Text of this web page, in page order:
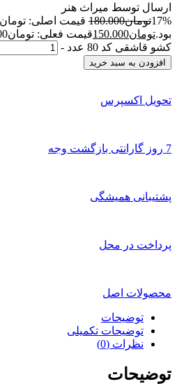
ارسال توسط میراث هنر
17%تومان180.000
بود.تومان150.000قیمت فعلی: تومان150.000.
کشو قاشقی کد 80 عدد
-
افزودن به سبد خرید
تحویل اکسپرس
7 روز گارانتی بازگشت وجه
پشتیبانی همیشگی
پرداخت در محل
محصولات اصل
توضیحات
توضیحات تکمیلی
نظرات (0)
توضیحات